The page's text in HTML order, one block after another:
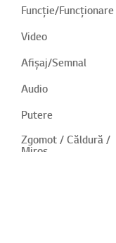
Funcție/Funcționare
Video
Afișaj/Semnal
Audio
Putere
Zgomot / Căldură /
Miros